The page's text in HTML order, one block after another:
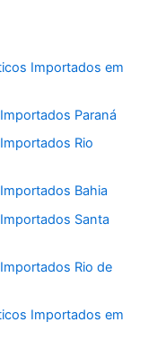
Importados em
Paraná
Rio
Bahia
Santa
Rio de
Importados em